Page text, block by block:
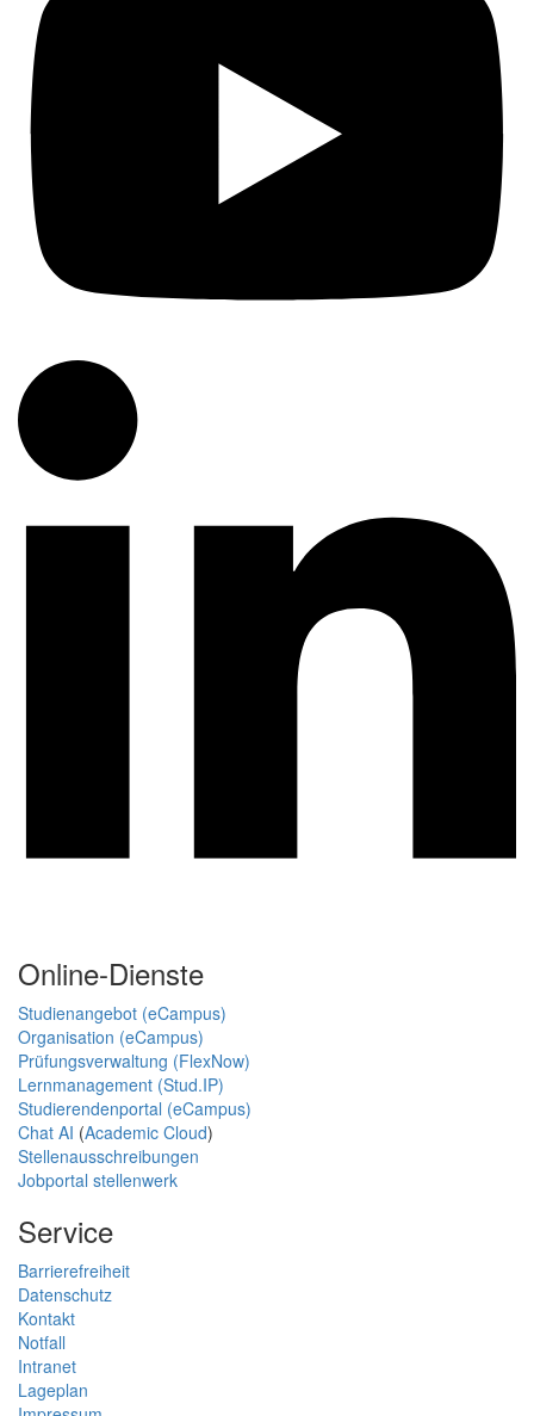
Online-Dienste
Studienangebot (eCampus)
Organisation (eCampus)
Prüfungsverwaltung (FlexNow)
Lernmanagement (Stud.IP)
Studierendenportal (eCampus)
Chat AI (Academic Cloud)
Stellenausschreibungen
Jobportal stellenwerk
Service
Barrierefreiheit
Datenschutz
Kontakt
Notfall
Intranet
Lageplan